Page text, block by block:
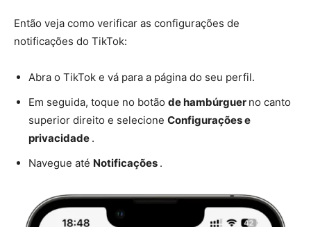
Então veja como verificar as configurações de
notificações do TikTok:
Abra o TikTok e vá para a página do seu perfil.
Em seguida, toque no botão de hambúrguer no canto
superior direito e selecione Configurações e
privacidade .
Navegue até Notificações .